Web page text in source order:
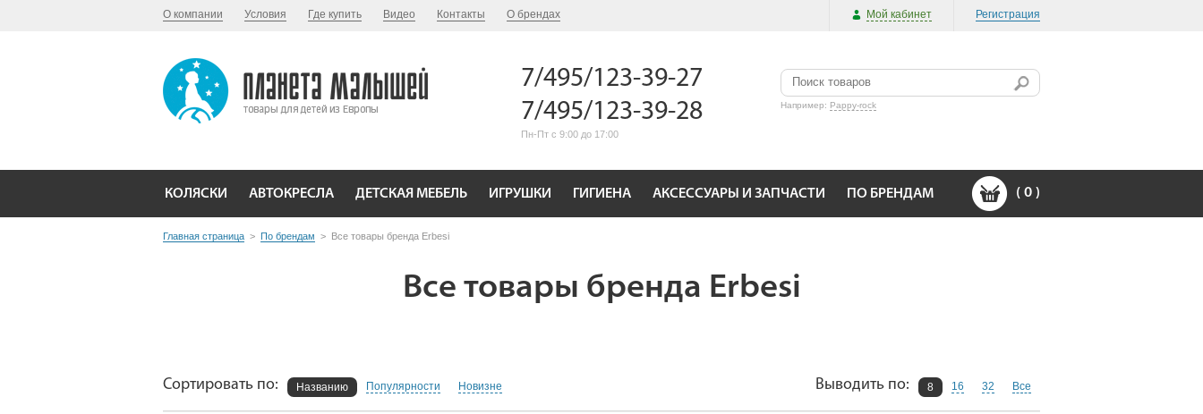
О компании Условия Где купить Видео Контакты О брендах Мой кабинет Регистрация
7/495/123-39-27
7/495/123-39-28
Пн-Пт с 9:00 до 17:00
Например: Pappy-rock
КОЛЯСКИ АВТОКРЕСЛА ДЕТСКАЯ МЕБЕЛЬ ИГРУШКИ ГИГИЕНА АКСЕССУАРЫ И ЗАПЧАСТИ ПО БРЕНДАМ ( 0 )
Главная страница > По брендам > Все товары бренда Erbesi
Все товары бренда Erbesi
Сортировать по: Названию Популярности Новизне Выводить по: 8 16 32 Все